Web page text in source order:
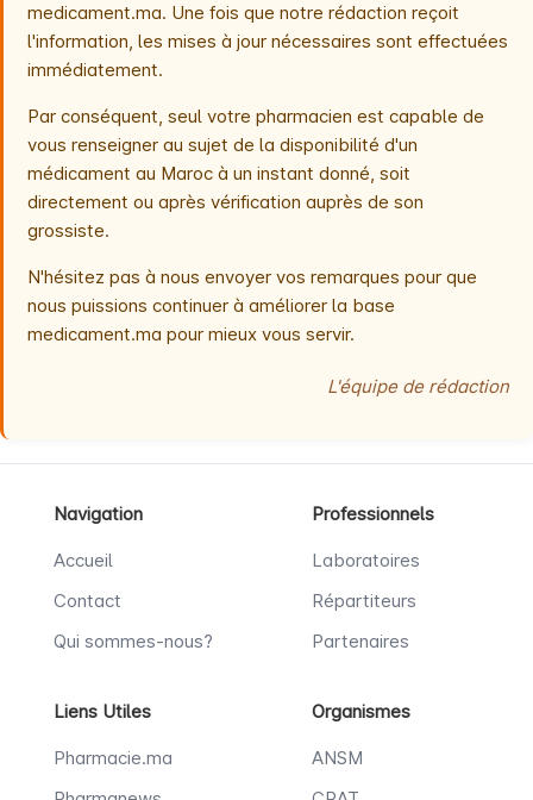
medicament.ma. Une fois que notre rédaction reçoit
l'information, les mises à jour nécessaires sont effectuées
immédiatement.
Par conséquent, seul votre pharmacien est capable de
vous renseigner au sujet de la disponibilité d'un
médicament au Maroc à un instant donné, soit
directement ou après vérification auprès de son
grossiste.
N'hésitez pas à nous envoyer vos remarques pour que
nous puissions continuer à améliorer la base
medicament.ma pour mieux vous servir.
L'équipe de rédaction
Navigation
Accueil
Contact
Qui sommes-nous?
Professionnels
Laboratoires
Répartiteurs
Partenaires
Liens Utiles
Pharmacie.ma
Organismes
ANSM